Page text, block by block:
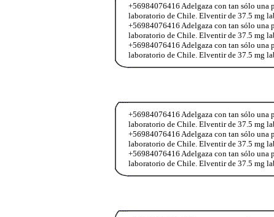
+56984076416 Adelgaza con tan sólo una
laboratorio de Chile. Elventir de 37.5 mg
+56984076416 Adelgaza con tan sólo una
laboratorio de Chile. Elventir de 37.5 mg
+56984076416 Adelgaza con tan sólo una
laboratorio de Chile. Elventir de 37.5 mg
+56984076416 Adelgaza con tan sólo una
laboratorio de Chile. Elventir de 37.5 mg
+56984076416 Adelgaza con tan sólo una
laboratorio de Chile. Elventir de 37.5 mg
+56984076416 Adelgaza con tan sólo una
laboratorio de Chile. Elventir de 37.5 mg